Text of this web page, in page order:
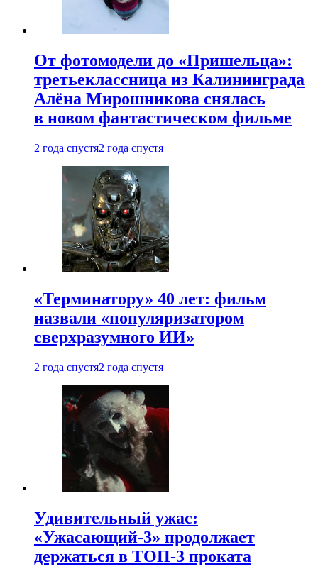
От фотомодели до «Пришельца»:
третьеклассница из Калининграда
Алёна Мирошникова снялась
в новом фантастическом фильме
2 года спустя2 года спустя
«Терминатору» 40 лет: фильм
назвали «популяризатором
сверхразумного ИИ»
2 года спустя2 года спустя
Удивительный ужас:
«Ужасающий-3» продолжает
держаться в ТОП-3 проката